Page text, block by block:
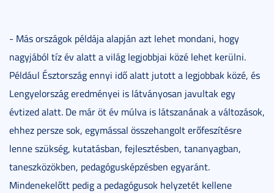
- Más országok példája alapján azt lehet mondani, hogy
nagyjából tíz év alatt a világ legjobbjai közé lehet kerülni.
Például Észtország ennyi idő alatt jutott a legjobbak közé, és
Lengyelország eredményei is látványosan javultak egy
évtized alatt. De már öt év múlva is látszanának a változások,
ehhez persze sok, egymással összehangolt erőfeszítésre
lenne szükség, kutatásban, fejlesztésben, tananyagban,
taneszközökben, pedagógusképzésben egyaránt.
Mindenekelőtt pedig a pedagógusok helyzetét kellene